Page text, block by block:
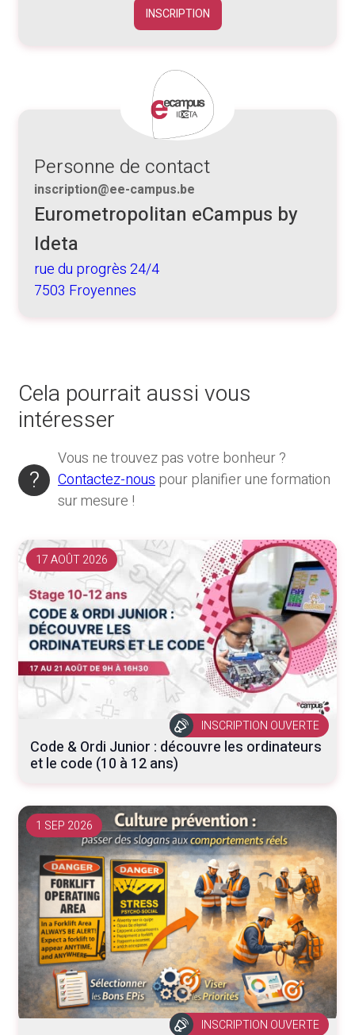
INSCRIPTION
Personne de contact
inscription@ee-campus.be
Eurometropolitan eCampus by
Ideta
rue du progrès 24/4
7503 Froyennes
Cela pourrait aussi vous
intéresser
Vous ne trouvez pas votre bonheur ?
Contactez-nouspour planifier une formation
sur mesure !
INSCRIPTION OUVERTE
Code & Ordi Junior : découvre les ordinateurs
et le code (10 à 12 ans)
17 AOÛT 2026
INSCRIPTION OUVERTE
1 SEP 2026